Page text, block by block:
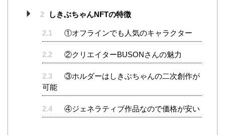
2 しきぶちゃんNFTの特徴
2.1 ①オフラインでも人気のキャラクター
2.2 ②クリエイターBUSONさんの魅力
2.3
③ホルダーはしきぶちゃんの二次創作が
可能
2.4 ④ジェネラティブ作品なので価格が安い